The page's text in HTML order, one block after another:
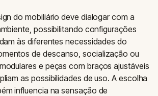
do mobiliário deve dialogar com a
possibilitando configurações
às diferentes necessidades do
de descanso, socialização ou
e peças com braços ajustáveis
as possibilidades de uso. A escolha
influencia na sensação de